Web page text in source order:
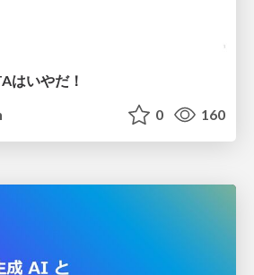
はいやだ！
0 160